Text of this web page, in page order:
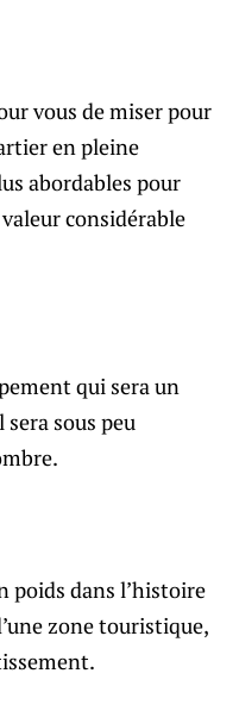
vous de miser pour
en pleine
abordables pour
considérable
qui sera un
sous peu
poids dans l’histoire
zone touristique,